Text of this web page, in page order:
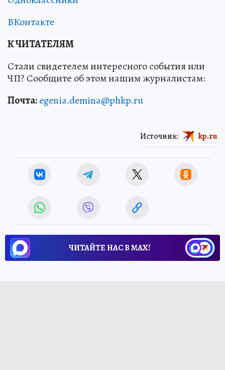
ВКонтакте
К ЧИТАТЕЛЯМ
Стали свидетелем интересного события или
ЧП? Сообщите об этом нашим журналистам:
Почта:egenia.demina@phkp.ru
Источник: kp.ru
ЧИТАЙТЕ НАС В МАХ!